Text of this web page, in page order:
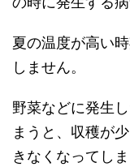
夏の温度が高い
しません。
野菜などに発生
まうと、収穫が
きなくなってしま